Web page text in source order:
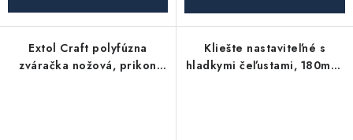
Extol Craft polyfúzna
zváračka nožová, prikon
Kliešte nastaviteľné s
hladkymi čeľustami, 180mm,